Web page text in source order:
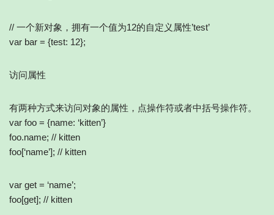
// 一个新对象，拥有一个值为12的自定义属性’test’
var bar = {test: 12};
访问属性
有两种方式来访问对象的属性，点操作符或者中括号操作符。
var foo = {name: ‘kitten’}
foo.name; // kitten
foo[‘name’]; // kitten
var get = ‘name’;
foo[get]; // kitten